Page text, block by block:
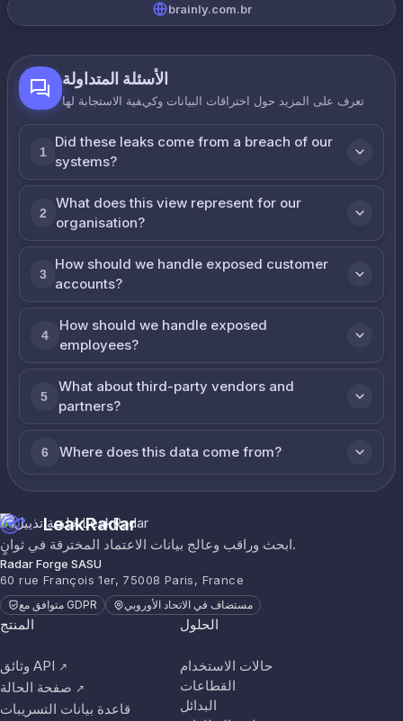
brainly.com.br
الأسئلة المتداولة
تعرف على المزيد حول اختراقات البيانات وكيفية الاستجابة لها
1
Did these leaks come from a breach of our
systems?
2
What does this view represent for our
organisation?
3
How should we handle exposed customer
accounts?
4
How should we handle exposed
employees?
5
What about third-party vendors and
partners?
6 Where does this data come from?
LeakRadar
ابحث وراقب وعالج بيانات الاعتماد المخترقة في ثوانٍ.
Radar Forge SASU
60 rue François 1er, 75008 Paris, France
متوافق مع GDPR مستضاف في الاتحاد الأوروبي
المنتج
وثائق API ↗
صفحة الحالة ↗
قاعدة بيانات التسريبات
الحلول
حالات الاستخدام
القطاعات
البدائل